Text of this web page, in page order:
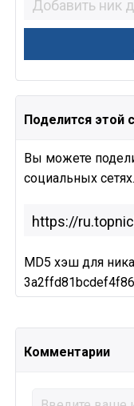
Поделится этой
Вы можете
социальных сетях.
MD5 хэш для
Комментарии